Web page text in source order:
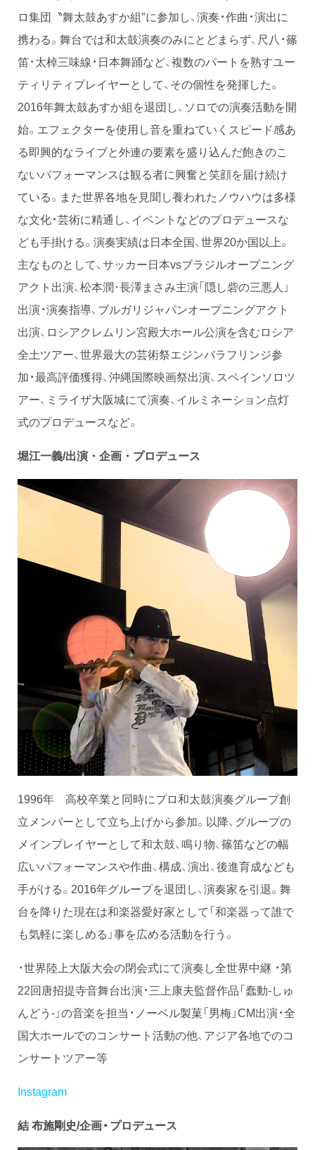
ロ集団〝舞太鼓あすか組″に参加し、演奏・作曲・演出に
携わる。舞台では和太鼓演奏のみにとどまらず、尺八・篠
笛・太棹三味線・日本舞踊など、複数のパートを熟すユー
ティリティプレイヤーとして、その個性を発揮した。
2016年舞太鼓あすか組を退団し、ソロでの演奏活動を開
始。エフェクターを使用し音を重ねていくスピード感あ
る即興的なライブと外連の要素を盛り込んだ飽きのこ
ないパフォーマンスは観る者に興奮と笑顔を届け続け
ている。また世界各地を見聞し養われたノウハウは多様
な文化・芸術に精通し、イベントなどのプロデュースな
ども手掛ける。演奏実績は日本全国、世界20か国以上。
主なものとして、サッカー日本vsブラジルオープニング
アクト出演、松本潤･長澤まさみ主演「隠し砦の三悪人」
出演・演奏指導、ブルガリジャパンオープニングアクト
出演、ロシアクレムリン宮殿大ホール公演を含むロシア
全土ツアー、世界最大の芸術祭エジンバラフリンジ参
加・最高評価獲得、沖縄国際映画祭出演、スペインソロツ
アー、ミライザ大阪城にて演奏、イルミネーション点灯
式のプロデュースなど。
堀江一義/出演・企画・プロデュース
1996年 高校卒業と同時にプロ和太鼓演奏グループ創
立メンバーとして立ち上げから参加。以降、グループの
メインプレイヤーとして和太鼓、鳴り物、篠笛などの幅
広いパフォーマンスや作曲、構成、演出、後進育成なども
手がける。2016年グループを退団し、演奏家を引退。舞
台を降りた現在は和楽器愛好家として「和楽器って誰で
も気軽に楽しめる」事を広める活動を行う。
・世界陸上大阪大会の閉会式にて演奏し全世界中継 ・第
22回唐招提寺音舞台出演・三上康夫監督作品「蠢動-しゅ
んどう-」の音楽を担当・ノーベル製菓「男梅」CM出演・全
国大ホールでのコンサート活動の他、アジア各地でのコ
ンサートツアー等
Instagram
結 布施剛史/企画・プロデュース